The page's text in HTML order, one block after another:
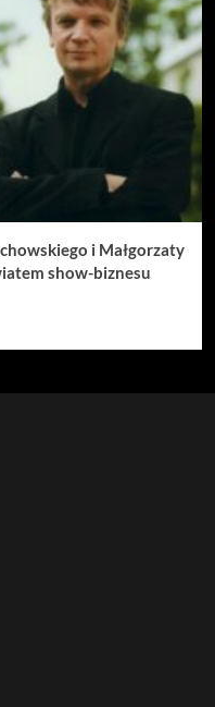
i Małgorzaty
show-biznesu